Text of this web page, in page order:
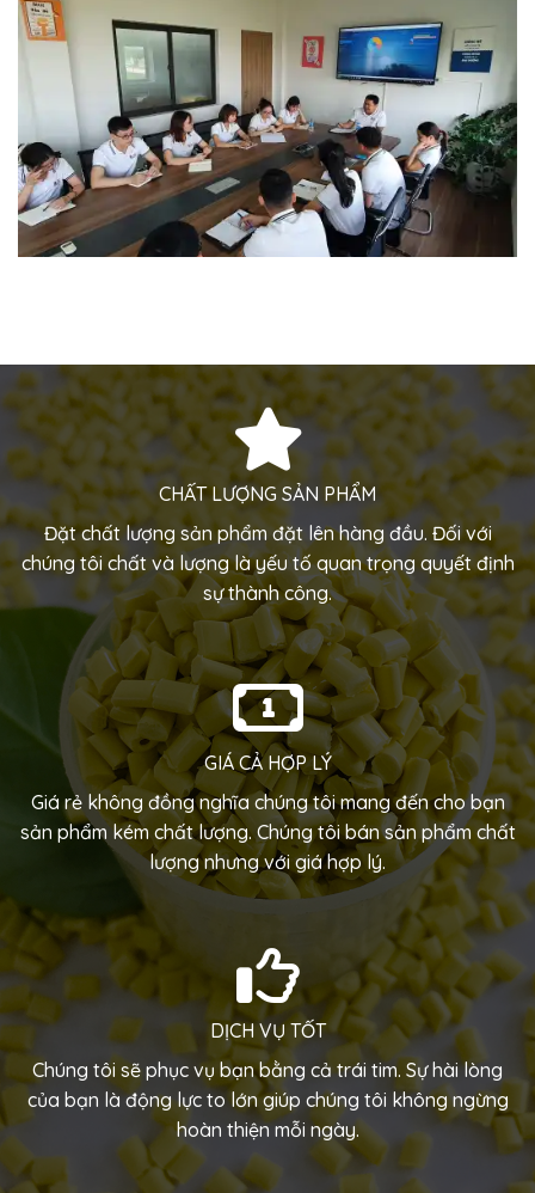
CHẤT LƯỢNG SẢN PHẨM
Đặt chất lượng sản phẩm đặt lên hàng đầu. Đối với
chúng tôi chất và lượng là yếu tố quan trọng quyết định
sự thành công.
GIÁ CẢ HỢP LÝ
Giá rẻ không đồng nghĩa chúng tôi mang đến cho bạn
sản phẩm kém chất lượng. Chúng tôi bán sản phẩm chất
lượng nhưng với giá hợp lý.
DỊCH VỤ TỐT
Chúng tôi sẽ phục vụ bạn bằng cả trái tim. Sự hài lòng
của bạn là động lực to lớn giúp chúng tôi không ngừng
hoàn thiện mỗi ngày.